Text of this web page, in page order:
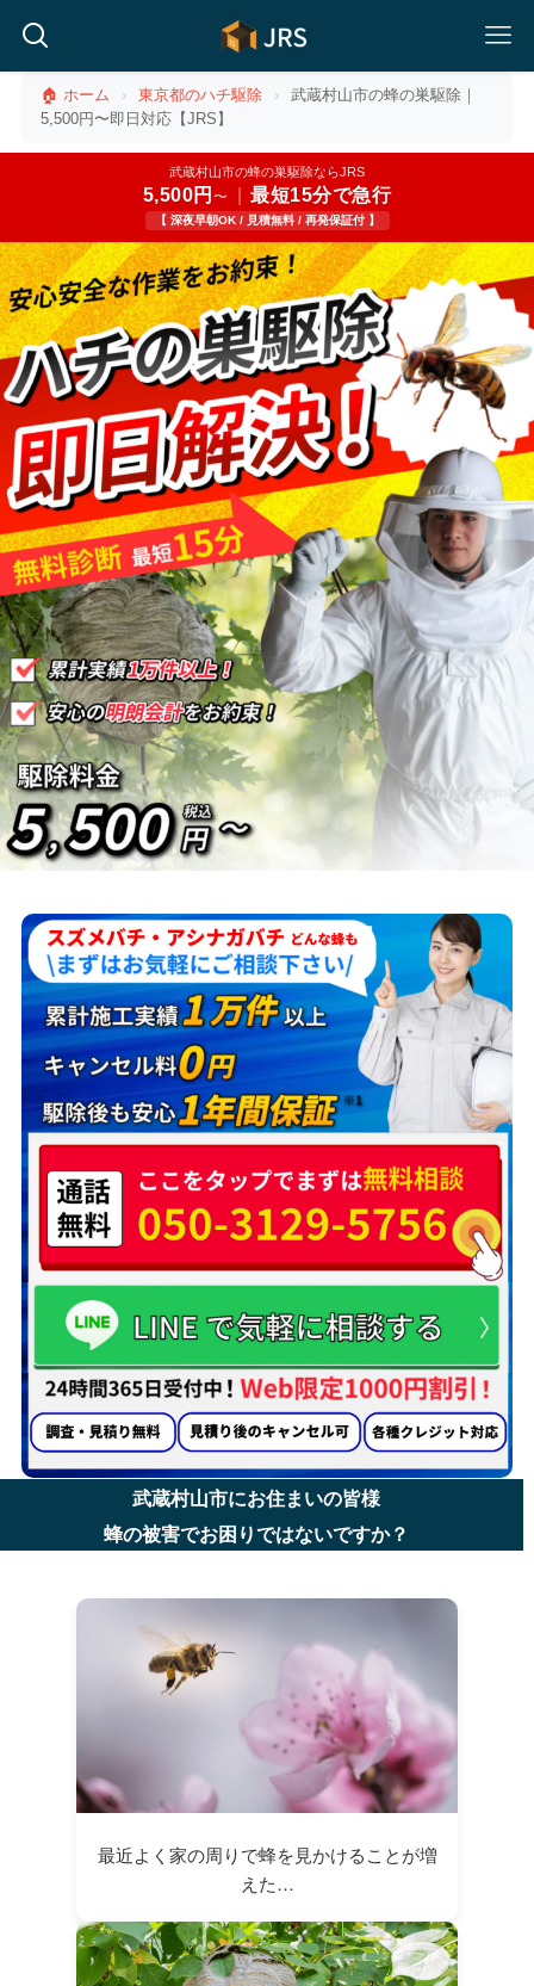
🏠 ホーム › 東京都のハチ駆除 ›
武蔵村山市の蜂の巣駆除｜
5,500円〜即日対応【JRS】
武蔵村山市の蜂の巣駆除ならJRS
5,500円 〜 最短15分で急行
【 深夜早朝OK / 見積無料 / 再発保証付 】
武蔵村山市にお住まいの皆様
蜂の被害でお困りではないですか？
最近よく家の周りで蜂を見かけることが増
えた…